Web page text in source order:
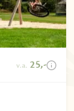
v.a. 25,-